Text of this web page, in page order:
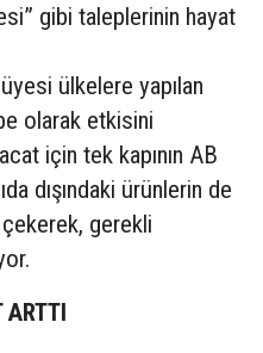
gibi taleplerinin hayat
ülkelere yapılan
olarak etkisini
için tek kapının AB
dışındaki ürünlerin de
gerekli
ARTTI